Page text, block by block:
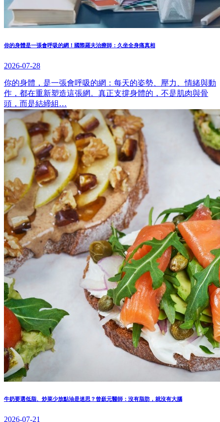
你的身體是一張會呼吸的網！國際羅夫治療師：久坐全身痛真相
2026-07-28
你的身體，是一張會呼吸的網：每天的姿勢、壓力、情緒與動
作，都在重新塑造這張網。真正支撐身體的，不是肌肉與骨
頭，而是結締組…
牛奶要選低脂、炒菜少放點油是迷思？曾嶔元醫師：沒有脂肪，就沒有大腦
2026-07-21